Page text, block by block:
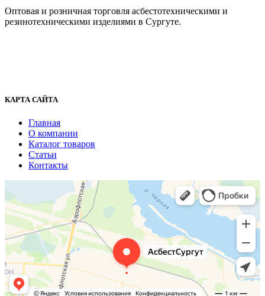
Оптовая и розничная торговля асбестотехническими и
резинотехническими изделиями в Сургуте.
КАРТА САЙТА
Главная
О компании
Каталог товаров
Статьи
Контакты